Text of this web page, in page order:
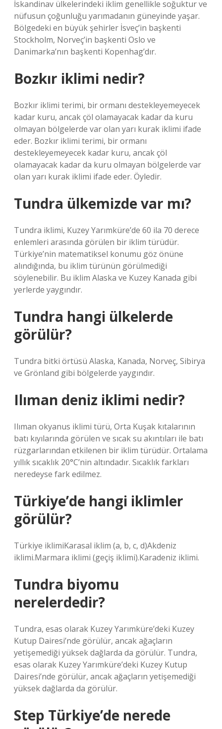
İskandinav ülkelerindeki iklim genellikle soğuktur ve
nüfusun çoğunluğu yarımadanın güneyinde yaşar.
Bölgedeki en büyük şehirler İsveç’in başkenti
Stockholm, Norveç’in başkenti Oslo ve
Danimarka’nın başkenti Kopenhag’dır.
Bozkır iklimi nedir?
Bozkır iklimi terimi, bir ormanı destekleyemeyecek
kadar kuru, ancak çöl olamayacak kadar da kuru
olmayan bölgelerde var olan yarı kurak iklimi ifade
eder. Bozkır iklimi terimi, bir ormanı
destekleyemeyecek kadar kuru, ancak çöl
olamayacak kadar da kuru olmayan bölgelerde var
olan yarı kurak iklimi ifade eder. Öyledir.
Tundra ülkemizde var mı?
Tundra iklimi, Kuzey Yarımküre’de 60 ila 70 derece
enlemleri arasında görülen bir iklim türüdür.
Türkiye’nin matematiksel konumu göz önüne
alındığında, bu iklim türünün görülmediği
söylenebilir. Bu iklim Alaska ve Kuzey Kanada gibi
yerlerde yaygındır.
Tundra hangi ülkelerde
görülür?
Tundra bitki örtüsü Alaska, Kanada, Norveç, Sibirya
ve Grönland gibi bölgelerde yaygındır.
Ilıman deniz iklimi nedir?
Ilıman okyanus iklimi türü, Orta Kuşak kıtalarının
batı kıyılarında görülen ve sıcak su akıntıları ile batı
rüzgarlarından etkilenen bir iklim türüdür. Ortalama
yıllık sıcaklık 20°C’nin altındadır. Sıcaklık farkları
neredeyse fark edilmez.
Türkiye’de hangi iklimler
görülür?
Türkiye iklimiKarasal iklim (a, b, c, d)Akdeniz
iklimi.Marmara iklimi (geçiş iklimi).Karadeniz iklimi.
Tundra biyomu
nerelerdedir?
Tundra, esas olarak Kuzey Yarımküre’deki Kuzey
Kutup Dairesi’nde görülür, ancak ağaçların
yetişemediği yüksek dağlarda da görülür. Tundra,
esas olarak Kuzey Yarımküre’deki Kuzey Kutup
Dairesi’nde görülür, ancak ağaçların yetişemediği
yüksek dağlarda da görülür.
Step Türkiye’de nerede